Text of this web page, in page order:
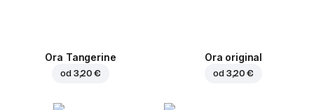
Ora Tangerine
od 3,20 €
Ora original
od 3,20 €